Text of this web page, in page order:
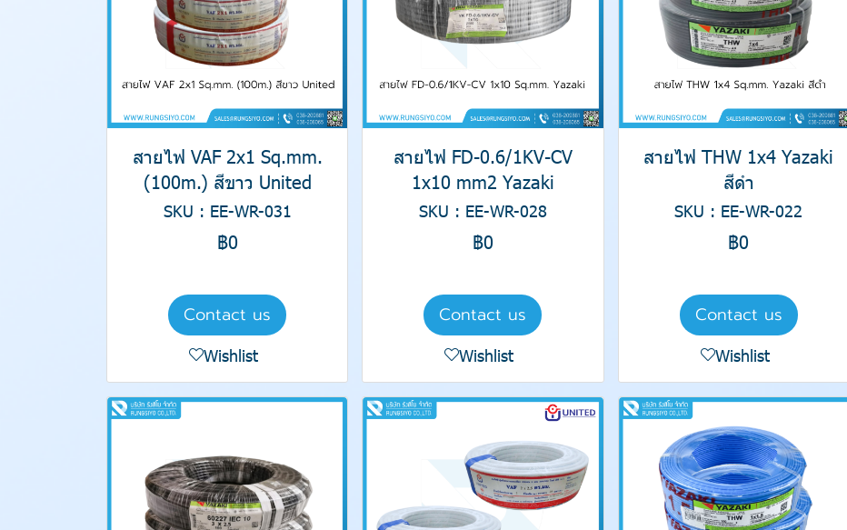
สายไฟ VAF 2x1 Sq.mm.
(100m.) สีขาว United
SKU : EE-WR-031
฿0
Contact us
Wishlist
สายไฟ FD-0.6/1KV-CV
1x10 mm2 Yazaki
SKU : EE-WR-028
฿0
Contact us
Wishlist
สายไฟ THW 1x4 Yazaki
สีดำ
SKU : EE-WR-022
฿0
Contact us
Wishlist